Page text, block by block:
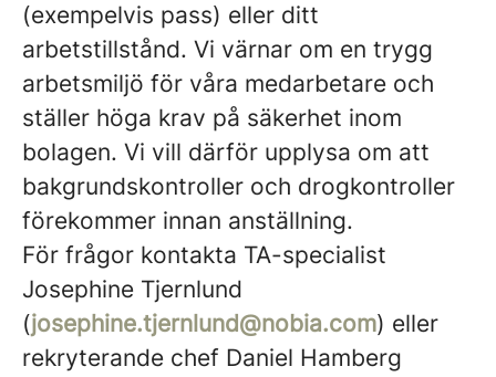
(exempelvis pass) eller ditt
arbetstillstånd. Vi värnar om en trygg
arbetsmiljö för våra medarbetare och
ställer höga krav på säkerhet inom
bolagen. Vi vill därför upplysa om att
bakgrundskontroller och drogkontroller
förekommer innan anställning.
För frågor kontakta TA-specialist
Josephine Tjernlund
(josephine.tjernlund@nobia.com) eller
rekryterande chef Daniel Hamberg